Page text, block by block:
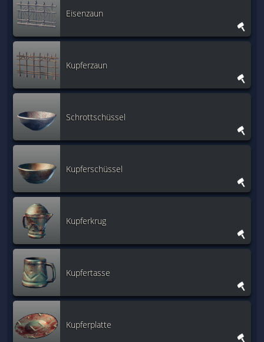
Eisenzaun
Kupferzaun
Schrottschüssel
Kupferschüssel
Kupferkrug
Kupfertasse
Kupferplatte